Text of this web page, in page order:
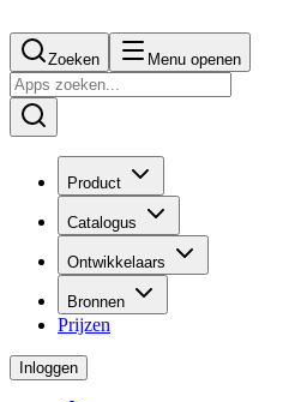
Zoeken Menu openen
Product
Catalogus
Ontwikkelaars
Bronnen
Prijzen
Inloggen